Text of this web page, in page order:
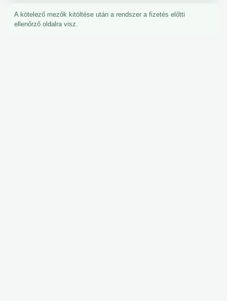
A kötelező mezők kitöltése után a rendszer a fizetés előtti
ellenőrző oldalra visz.